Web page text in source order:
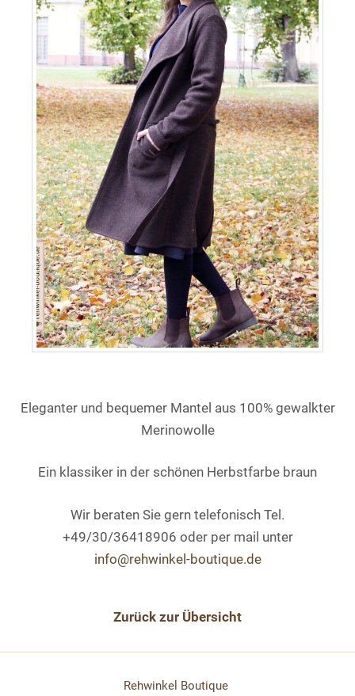
Eleganter und bequemer Mantel aus 100% gewalkter
Merinowolle
Ein klassiker in der schönen Herbstfarbe braun
Wir beraten Sie gern telefonisch Tel.
+49/30/36418906 oder per mail unter
info@rehwinkel-boutique.de
Zurück zur Übersicht
Rehwinkel Boutique